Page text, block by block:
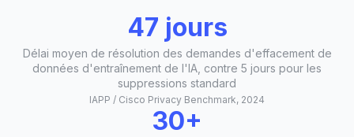
47 jours
Délai moyen de résolution des demandes d'effacement de
données d'entraînement de l'IA, contre 5 jours pour les
suppressions standard
IAPP / Cisco Privacy Benchmark, 2024
30+